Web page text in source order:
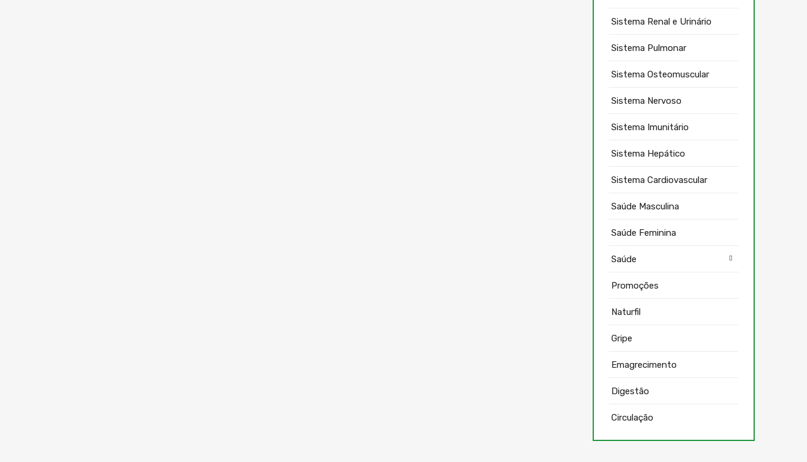
Sistema Renal e Urinário
Sistema Pulmonar
Sistema Osteomuscular
Sistema Nervoso
Sistema Imunitário
Sistema Hepático
Sistema Cardiovascular
Saúde Masculina
Saúde Feminina
Saúde
Promoções
Naturfil
Gripe
Emagrecimento
Digestão
Circulação